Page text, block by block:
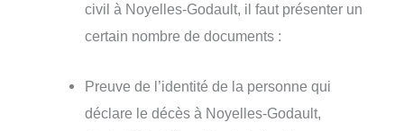
civil à Noyelles-Godault, il faut présenter un
certain nombre de documents :
Preuve de l’identité de la personne qui
déclare le décès à Noyelles-Godault,